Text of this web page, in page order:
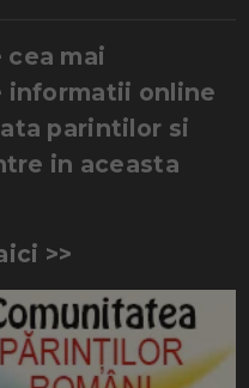
mai
informatii online
parintilor si
in aceasta
>>